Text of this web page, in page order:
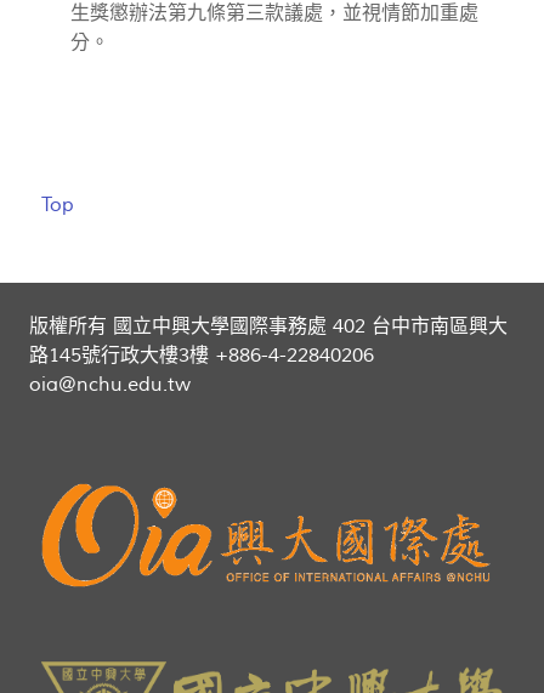
生獎懲辦法第九條第三款議處，並視情節加重處
分。
Top
版權所有 國立中興大學國際事務處 402 台中市南區興大
路145號行政大樓3樓 +886-4-22840206
oia@nchu.edu.tw